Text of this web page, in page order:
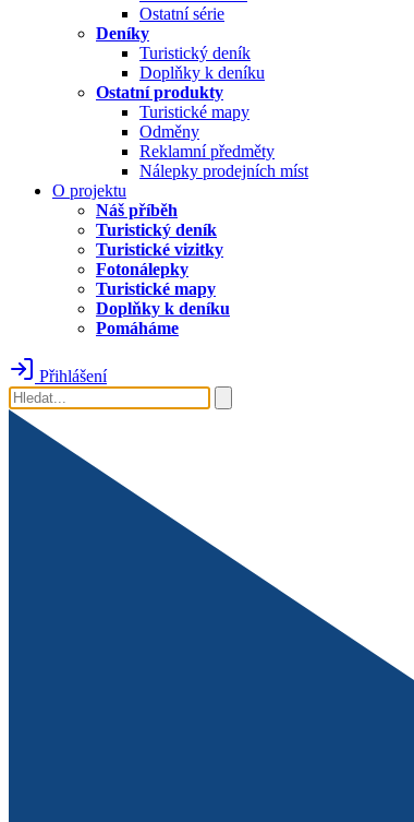
Ostatní série
Deníky
Turistický deník
Doplňky k deníku
Ostatní produkty
Turistické mapy
Odměny
Reklamní předměty
Nálepky prodejních míst
O projektu
Náš příběh
Turistický deník
Turistické vizitky
Fotonálepky
Turistické mapy
Doplňky k deníku
Pomáháme
Přihlášení